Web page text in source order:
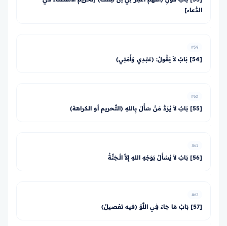
الدُّعاء]
#59
[54] بَابٌ لاَ يَقُولُ: (عَبْدِي وَأَمَتِي)
#60
[55] بَابٌ لاَ يُرَدُّ مَنْ سَأَلَ بِاللهِ (التَّحريم أو الكراهة)
#61
[56] بَابٌ لاَ يُسْأَلُ بَوَجْهِ اللهِ إِلاَّ الْـجَنَّةُ
#62
[57] بَابُ مَا جَاءَ فِي اللَّوْ (فيه تفصيلٌ)